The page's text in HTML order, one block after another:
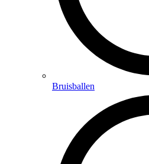
Bruisballen